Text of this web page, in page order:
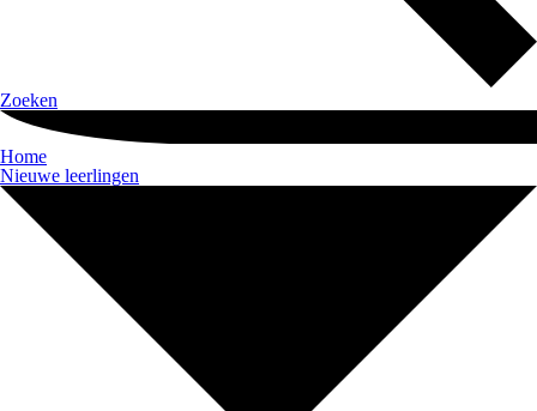
Zoeken
Home
Nieuwe leerlingen